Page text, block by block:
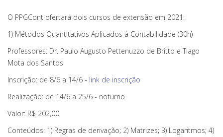
O PPGCont ofertará dois cursos de extensão em 2021:
1) Métodos Quantitativos Aplicados à Contabilidade (30h)
Professores: Dr. Paulo Augusto Pettenuzzo de Britto e Tiago
Mota dos Santos
Inscrição: de 8/6 a 14/6 - link de inscrição
Realização: de 14/6 a 25/6 - noturno
Valor: R$ 202,00
Conteúdos: 1) Regras de derivação; 2) Matrizes; 3) Logaritmos; 4)